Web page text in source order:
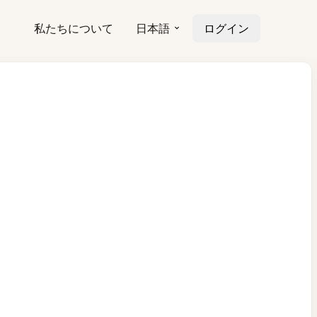
私たちについて 日本語 ログイン